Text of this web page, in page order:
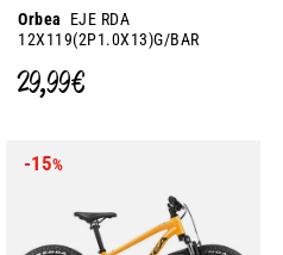
Orbea EJE RDA
12X119(2P1.0X13)G/BAR
29,99 €
-15%